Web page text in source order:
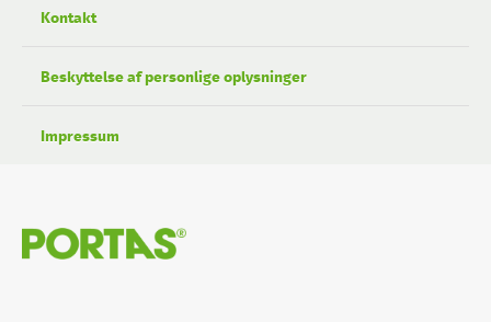
Kontakt
Beskyttelse af personlige oplysninger
Impressum